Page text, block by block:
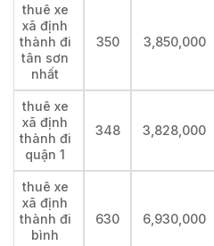
thuê xe
xã định
thành đi
tân sơn
nhất
350 3,850,000
thuê xe
xã định
thành đi
quận 1
348 3,828,000
thuê xe
xã định
thành đi
bình
630 6,930,000